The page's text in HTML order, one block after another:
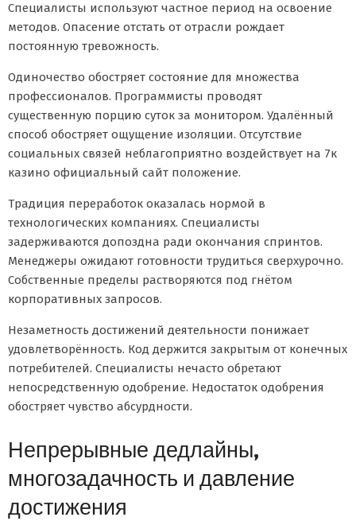
Специалисты используют частное период на освоение
методов. Опасение отстать от отрасли рождает
постоянную тревожность.
Одиночество обостряет состояние для множества
профессионалов. Программисты проводят
существенную порцию суток за монитором. Удалённый
способ обостряет ощущение изоляции. Отсутствие
социальных связей неблагоприятно воздействует на 7к
казино официальный сайт положение.
Традиция переработок оказалась нормой в
технологических компаниях. Специалисты
задерживаются допоздна ради окончания спринтов.
Менеджеры ожидают готовности трудиться сверхурочно.
Собственные пределы растворяются под гнётом
корпоративных запросов.
Незаметность достижений деятельности понижает
удовлетворённость. Код держится закрытым от конечных
потребителей. Специалисты нечасто обретают
непосредственную одобрение. Недостаток одобрения
обостряет чувство абсурдности.
Непрерывные дедлайны,
многозадачность и давление
достижения